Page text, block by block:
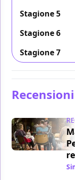
Stagione 5
Stagione 6
Stagione 7
Recensioni